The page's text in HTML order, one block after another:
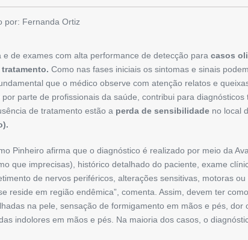
por: Fernanda Ortiz
e de exames com alta performance de detecção para casos
tratamento. Como nas fases iniciais os sintomas e sinais
que o médico observe com atenção relatos e
parte de profissionais da saúde, contri­bui para
de tratamento estão a perda de sensibilidadeno local
Pinhei­ro afirma que o diagnóstico é realiza­do por meio da
que imprecisas), histórico detalhado do paciente, exame
de nervos peri­fé­ricos, alterações sen­si­tivas, motoras
reside em região endêmica”, ­comenta. Assim, devem ter como
na pele, sensação de formigamento em mãos e pés,
indolores em mãos e pés. Na maioria dos casos, o